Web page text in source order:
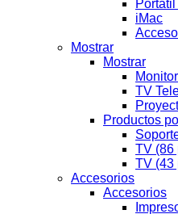
iMac
Mostrar
Mostrar
Monitor
TV
Productos
TV (86
TV (43
Accesorios
Accesorios